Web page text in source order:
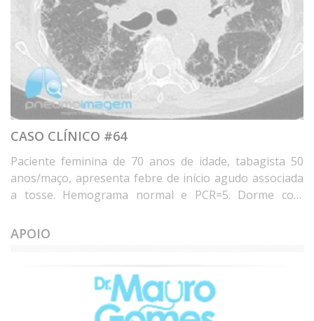
CASO CLÍNICO #64
Paciente feminina de 70 anos de idade, tabagista 50
anos/maço, apresenta febre de início agudo associada
a tosse. Hemograma normal e PCR=5. Dorme com
casa com umidade e mofo nos últimos 8 anos. Qual o
diagnóstico? Deixe seus comentários abaixo. * Female
patient, 70 years old, 50 years/pack, with acute onset of
fever associated with cough. Normal blood count and
CRP=5. She has slept on a goose feather pillow for 20
years and has lived in a house with mold for the ...
APOIO